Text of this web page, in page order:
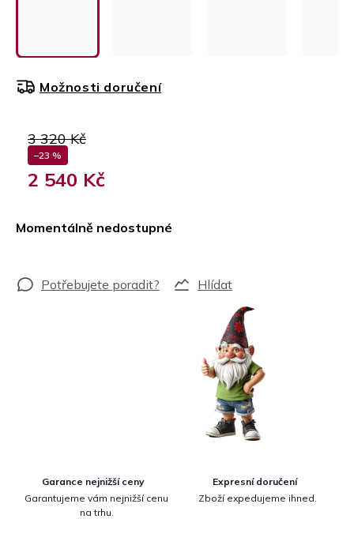
3 320 Kč
–23 %
2 540 Kč
Momentálně nedostupné
Možnosti doručení
Hlídat
Garance nejnižší ceny
Garantujeme vám nejnižší cenu
na trhu.
Expresní doručení
Zboží expedujeme ihned.